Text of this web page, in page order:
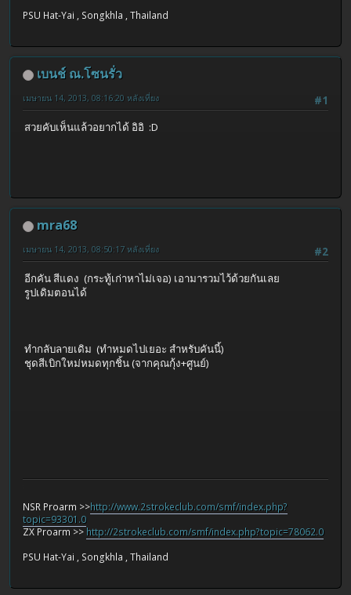
PSU Hat-Yai , Songkhla , Thailand
เบนช์ ณ.โซนรั่ว
#1
เมษายน 14, 2013, 08:16:20 หลังเที่ยง
สวยคับเห็นแล้วอยากได้ อิอิ :D
mra68
#2
เมษายน 14, 2013, 08:50:17 หลังเที่ยง
อีกคัน สีแดง (กระทู้เก่าหาไม่เจอ) เอามารวมไว้ด้วยกันเลย
รูปเดิมตอนได้
ทำกลับลายเดิม (ทำหมดไปเยอะ สำหรับคันนี้)
ชุดสีเบิกใหม่หมดทุกชิ้น (จากคุณกุ้ง+ศูนย์)
NSR Proarm >>http://www.2strokeclub.com/smf/index.php?
topic=93301.0
ZX Proarm >> http://2strokeclub.com/smf/index.php?topic=78062.0
PSU Hat-Yai , Songkhla , Thailand